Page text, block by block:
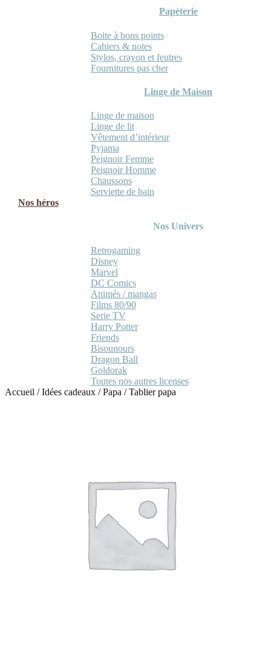
Papèterie
Boite à bons points
Cahiers & notes
Stylos, crayon et feutres
Fournitures pas cher
Linge de Maison
Linge de maison
Linge de lit
Vêtement d’intérieur
Pyjama
Peignoir Femme
Peignoir Homme
Chaussons
Serviette de bain
Nos héros
Nos Univers
Retrogaming
Disney
Marvel
DC Comics
Animés / mangas
Films 80/90
Serie TV
Harry Potter
Friends
Bisounours
Dragon Ball
Goldorak
Toutes nos autres licenses
Accueil /Idées cadeaux /Papa /Tablier papa